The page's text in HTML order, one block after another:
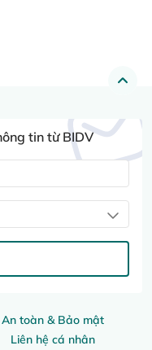
An toàn & Bảo mật
Liên hệ cá nhân
tin từ BIDV